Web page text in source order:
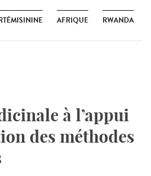
AFRIQUE RWANDA
à l’appui
des méthodes